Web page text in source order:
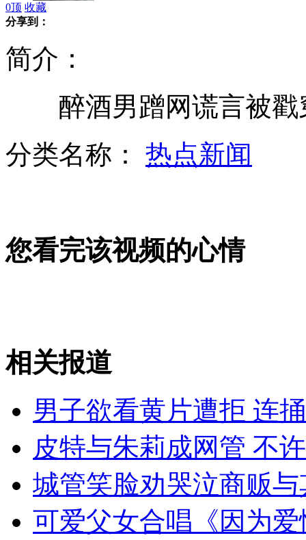
实拍车辆撞车再撞辅警逃逸 仅剩前车灯
抢匪持枪抢劫超市得手后称"抱歉"
山西运城恶犬咬伤多人 警民合力深夜将其击毙
女孩北京地铁殴打老人 痛下狠手拳打脚踢
0顶 收藏
分享到：
简介：
醉酒男蹭网谎言被戳
分类名称： 热点新闻
您看完该视频的心情
相关报道
男子欲看黄片遭拒 连
皮特与朱莉成网管 不
城管笑脸劝哭泣商贩
可爱父女合唱《因为爱